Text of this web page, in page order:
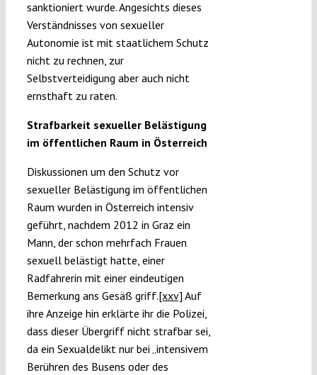
sanktioniert wurde. Angesichts dieses
Verständnisses von sexueller
Autonomie ist mit staatlichem Schutz
nicht zu rechnen, zur
Selbstverteidigung aber auch nicht
ernsthaft zu raten.
Strafbarkeit sexueller Belästigung
im öffentlichen Raum in Österreich
Diskussionen um den Schutz vor
sexueller Belästigung im öffentlichen
Raum wurden in Österreich intensiv
geführt, nachdem 2012 in Graz ein
Mann, der schon mehrfach Frauen
sexuell belästigt hatte, einer
Radfahrerin mit einer eindeutigen
Bemerkung ans Gesäß griff.[xxv] Auf
ihre Anzeige hin erklärte ihr die Polizei,
dass dieser Übergriff nicht strafbar sei,
da ein Sexualdelikt nur bei „intensivem
Berühren des Busens oder des